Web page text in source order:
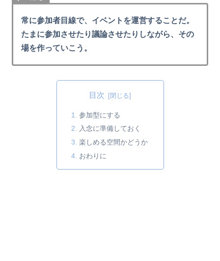
常に参加者目線で、イベントを運営することだ。
たまに参加させたり議論させたりしながら、その
場を作っていこう。
目次
参加型にする
入念に準備しておく
楽しめる空間かどうか
おわりに